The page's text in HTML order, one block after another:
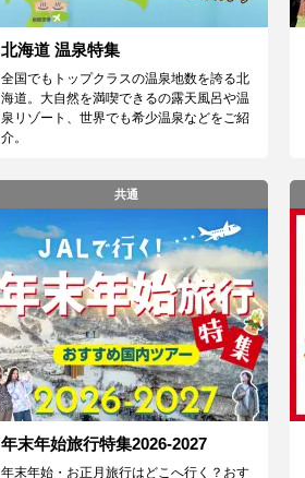
北海道 温泉特集
全国でもトップクラスの温泉地数を誇る北
海道。大自然を満喫できるの露天風呂や温
泉リゾート、世界でも希少温泉などをご紹
介。
共通
年末年始旅行特集2026-2027
年末年始・お正月旅行はどこへ行く？おす